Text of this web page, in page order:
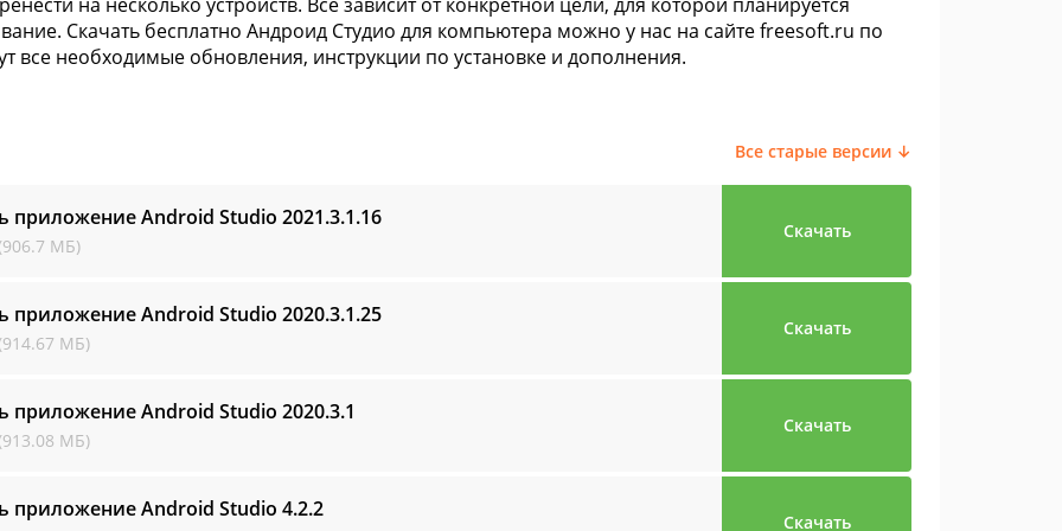
Скачать бесплатно Андроид Студио для компьютера можно у нас на сайте freesoft.ru по
все необходимые обновления, инструкции по установке и дополнения.
Все старые версии ↓
приложение Android Studio 2021.3.1.16
МБ)
Скачать
приложение Android Studio 2020.3.1.25
МБ)
Скачать
приложение Android Studio 2020.3.1
МБ)
Скачать
приложение Android Studio 4.2.2
Скачать